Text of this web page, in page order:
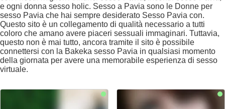
e ogni donna sesso holic. Sesso a Pavia sono le Donne per
sesso Pavia che hai sempre desiderato Sesso Pavia con.
Questo sito è un collegamento di qualità necessario a tutti
coloro che amano avere piaceri sessuali immaginari. Tuttavia,
questo non è mai tutto, ancora tramite il sito è possibile
connettersi con la Bakeka sesso Pavia in qualsiasi momento
della giornata per avere una memorabile esperienza di sesso
virtuale.